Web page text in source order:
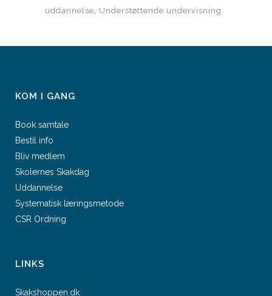
uddannelse
Understøttende undervisning
KOM I GANG
Book samtale
Bestil info
Bliv medlem
Skolernes Skakdag
Uddannelse
Systematisk læringsmetode
CSR Ordning
LINKS
Skakshoppen.dk